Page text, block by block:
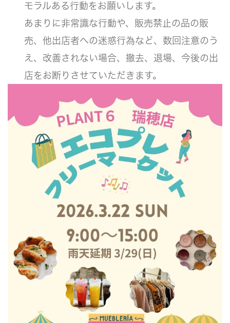
モラルある行動をお願いします。
あまりに非常識な行動や、販売禁止の品の販
売、他出店者への迷惑行為など、数回注意のう
え、改善されない場合、撤去、退場、今後の出
店をお断りさせていただきます。